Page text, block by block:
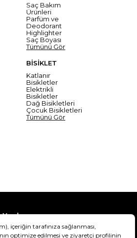
Saç Bakım
Ürünleri
Parfüm ve
Deodorant
Highlighter
Saç Boyası
Tümünü Gör
BİSİKLET
Katlanır
Bisikletler
Elektrikli
Bisikletler
Dağ Bisikletleri
Çocuk Bisikletleri
Tümünü Gör
Yardım
Teslimat Bilgisi